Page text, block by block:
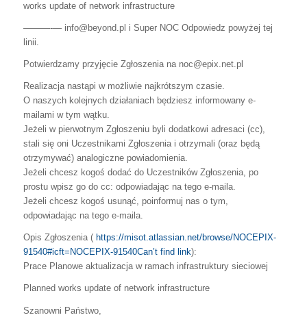
works update of network infrastructure
———-— info@beyond.pl i Super NOC Odpowiedz powyżej tej
linii.
Potwierdzamy przyjęcie Zgłoszenia na noc@epix.net.pl
Realizacja nastąpi w możliwie najkrótszym czasie.
O naszych kolejnych działaniach będziesz informowany e-
mailami w tym wątku.
Jeżeli w pierwotnym Zgłoszeniu byli dodatkowi adresaci (cc),
stali się oni Uczestnikami Zgłoszenia i otrzymali (oraz będą
otrzymywać) analogiczne powiadomienia.
Jeżeli chcesz kogoś dodać do Uczestników Zgłoszenia, po
prostu wpisz go do cc: odpowiadając na tego e-maila.
Jeżeli chcesz kogoś usunąć, poinformuj nas o tym,
odpowiadając na tego e-maila.
Opis Zgłoszenia ( https://misot.atlassian.net/browse/NOCEPIX-
91540#icft=NOCEPIX-91540Can’t find link):
Prace Planowe aktualizacja w ramach infrastruktury sieciowej
Planned works update of network infrastructure
Szanowni Państwo,